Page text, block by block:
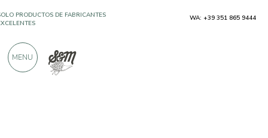
PRODUCTOS DE FABRICANTES
DE 900 CRÍTICAS POSITIVAS
WA: +39 351 865 9444
MENU